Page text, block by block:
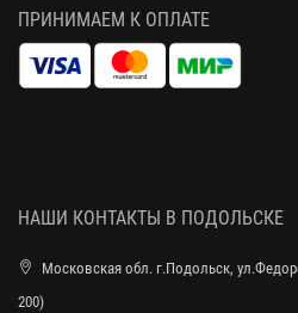
ПРИНИМАЕМ К ОПЛАТЕ
НАШИ КОНТАКТЫ В ПОДОЛЬСКЕ
Московская обл. г.Подольск,
200)